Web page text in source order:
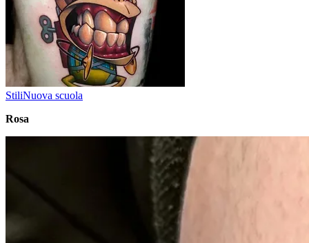
StiliNuova scuola
Rosa